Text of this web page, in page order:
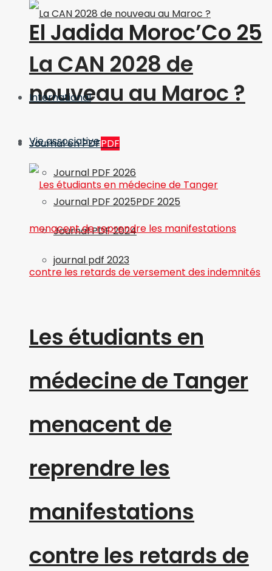
La CAN 2028 de
nouveau au Maroc ?
Journal en PDFPDF
Journal PDF 2026
Journal PDF 2025PDF 2025
Journal PDF 2024
journal pdf 2023
El Jadida Moroc’Co 25
International
Vie associative
Les étudiants en
médecine de Tanger
menacent de
reprendre les
manifestations
contre les retards de